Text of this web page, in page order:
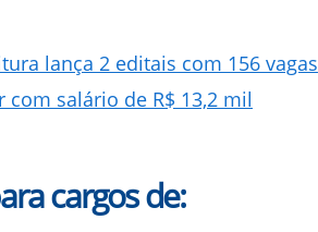
lança 2 editais com 156 vagas
com salário de R$ 13,2 mil
cargos de: